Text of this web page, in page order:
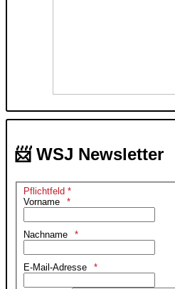
📨 WSJ Newsletter
Pflichtfeld *
Vorname
Nachname
E-Mail-Adresse